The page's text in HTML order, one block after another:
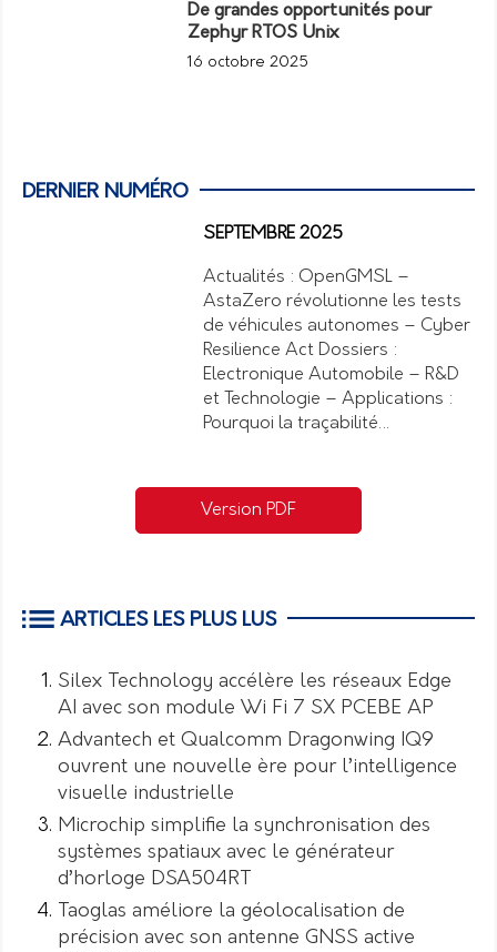
De grandes opportunités pour
Zephyr RTOS Unix
16 octobre 2025
DERNIER NUMÉRO
SEPTEMBRE 2025
Actualités : OpenGMSL –
AstaZero révolutionne les tests
de véhicules autonomes – Cyber
Resilience Act Dossiers :
Electronique Automobile – R&D
et Technologie – Applications :
Pourquoi la traçabilité…
Version PDF
ARTICLES LES PLUS LUS
Silex Technology accélère les réseaux Edge
AI avec son module Wi Fi 7 SX PCEBE AP
Advantech et Qualcomm Dragonwing IQ9
ouvrent une nouvelle ère pour l’intelligence
visuelle industrielle
Microchip simplifie la synchronisation des
systèmes spatiaux avec le générateur
d’horloge DSA504RT
Taoglas améliore la géolocalisation de
précision avec son antenne GNSS active